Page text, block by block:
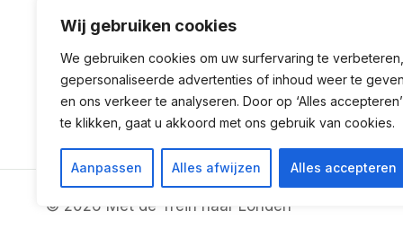
Wij gebruiken cookies
We gebruiken cookies om uw surfervaring te verbeteren,
gepersonaliseerde advertenties of inhoud weer te
en ons verkeer te analyseren. Door op ‘Alles accepteren’
te klikken, gaat u akkoord met ons gebruik van cookies.
Aanpassen Alles afwijzen Alles accepteren
accommodaties, tips voor
bezienswaardigheden en
activiteiten. Hier vind je alles
wat je nodig hebt!
© 2026 Met de Trein naar Londen